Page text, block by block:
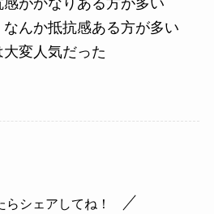
んか抵抗感ある方が多い
変人気だった
らシェアしてね！